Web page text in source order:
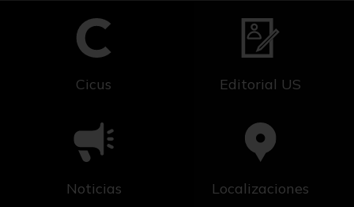
Cicus Editorial US
Noticias Localizaciones